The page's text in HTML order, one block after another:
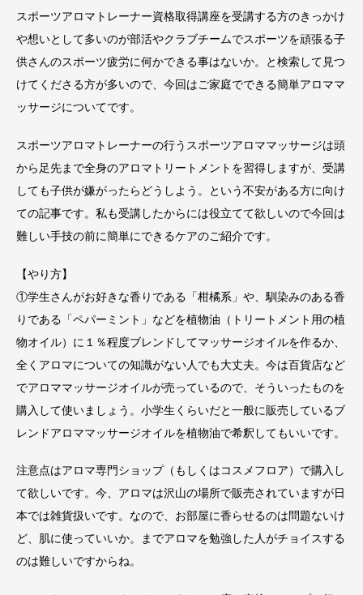
スポーツアロマトレーナー資格取得講座を受講する方のきっかけ
や想いとして多いのが部活やクラブチームでスポーツを頑張る子
供さんのスポーツ疲労に何かできる事はないか。と検索して見つ
けてくださる方が多いので、今回はご家庭でできる簡単アロママ
ッサージについてです。
スポーツアロマトレーナーの行うスポーツアロママッサージは頭
から足先まで全身のアロマトリートメントを習得しますが、受講
しても子供が嫌がったらどうしよう。という不安がある方に向け
ての記事です。私も受講したからには役立てて欲しいので今回は
難しい手技の前に簡単にできるケアのご紹介です。
【やり方】
①学生さんがお好きな香りである「柑橘系」や、馴染みのある香
りである「ペパーミント」などを植物油（トリートメント用の植
物オイル）に１％程度ブレンドしてマッサージオイルを作るか、
全くアロマについての知識がない人でも大丈夫。今は百貨店など
でアロママッサージオイルが売っているので、そういったものを
購入して使いましょう。小学生くらいだと一般に販売しているブ
レンドアロママッサージオイルを植物油で希釈してもいいです。
注意点はアロマ専門ショップ（もしくはコスメフロア）で購入し
て欲しいです。今、アロマは沢山の場所で販売されていますが日
本では雑貨扱いです。なので、お部屋に香らせるのは問題ないけ
ど、肌に使っていいか。までアロマを勉強した人がチョイスする
のは難しいですからね。